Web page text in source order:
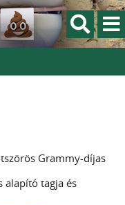
Grammy-díjas
alapító tagja és